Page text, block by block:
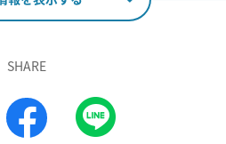
SHARE